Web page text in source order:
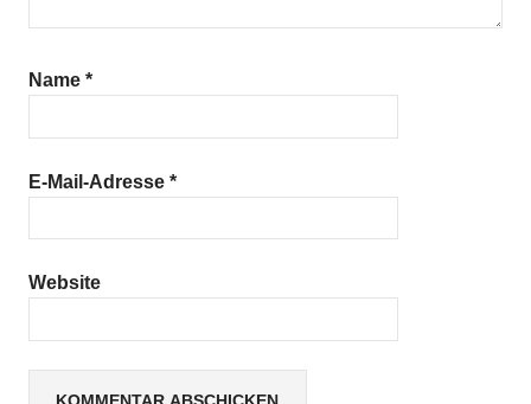
Name *
E-Mail-Adresse *
Website